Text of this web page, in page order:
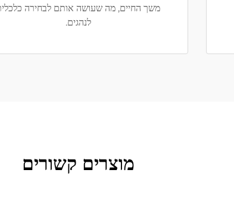
משך החיים, מה שעושה אותם לבחירה
לנהגים.
מוצרים קשורים